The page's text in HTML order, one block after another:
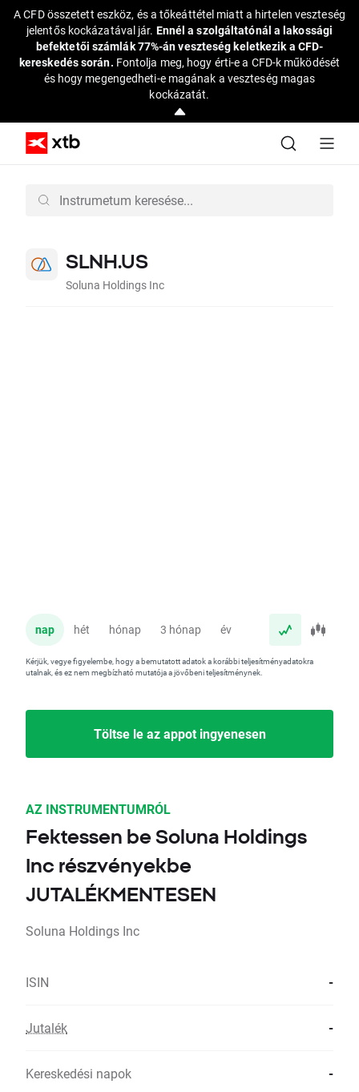
A CFD összetett eszköz, és a tőkeáttétel miatt a hirtelen veszteség
jelentős kockázatával jár. Ennél a szolgáltatónál a lakossági
befektetői számlák 77%-án veszteség keletkezik a CFD-
kereskedés során. Fontolja meg, hogy érti-e a CFD-k működését
és hogy megengedheti-e magának a veszteség magas
kockázatát.
SLNH.US
Soluna Holdings Inc
nap hét hónap 3 hónap év
Kérjük, vegye figyelembe, hogy a bemutatott adatok a korábbi teljesítményadatokra
utalnak, és ez nem megbízható mutatója a jövőbeni teljesítménynek.
Töltse le az appot ingyenesen
AZ INSTRUMENTUMRÓL
Fektessen be Soluna Holdings
Inc részvényekbe
JUTALÉKMENTESEN
Soluna Holdings Inc
ISIN -
Jutalék -
Kereskedési napok -